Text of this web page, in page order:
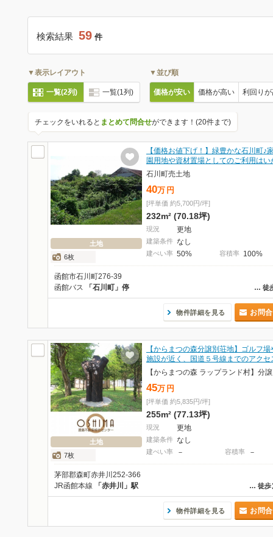
検索結果 59 件
▼表示レイアウト
一覧(2列) 一覧(1列)
▼並び順
価格が安い 価格が高い 利回り
チェックをいれると まとめて問合せができます！(20件まで)
土地
6枚
【価格お値下げ！】緑豊かな石川町♪
園用地や資材置場としてのご利用は
石川町売土地
40万 円
[坪単価 約5,700円/坪]
232m² (70.18坪)
現況 更地
建築条件 なし
建ぺい率 50% 容積率 100%
函館市石川町276-39
… 徒
函館バス 「石川町」停
物件詳細を見る お問
土地
7枚
【からまつの森分譲別荘地】ゴルフ場
施設が近く、国道５号線までのアク
45万 円
[坪単価 約5,835円/坪]
255m² (77.13坪)
現況 更地
建築条件 なし
建ぺい率 － 容積率 －
茅部郡森町赤井川252-366
… 徒歩
JR函館本線 「赤井川」駅
物件詳細を見る お問